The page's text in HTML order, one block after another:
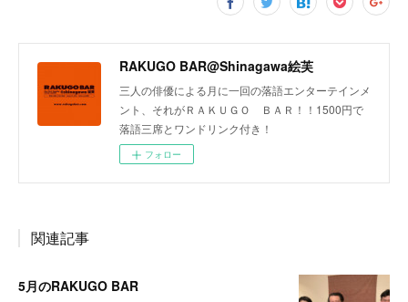
RAKUGO BAR@Shinagawa絵芙
三人の俳優による月に一回の落語エンターテインメ
ント、それがＲＡＫＵＧＯ ＢＡＲ！！1500円で
落語三席とワンドリンク付き！
フォロー
関連記事
5月のRAKUGO BAR